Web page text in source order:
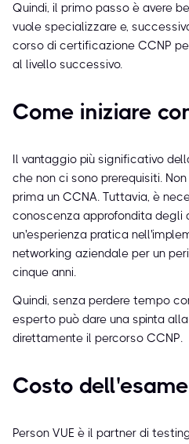
Quindi, il primo passo è avere
vuole specializzare e,
corso di certificazione CCNP
al livello successivo.
Come iniziare
Il vantaggio più significativo
che non ci sono prerequisiti.
prima un CCNA. Tuttavia, è
conoscenza approfondita degli
un'esperienza pratica
networking aziendale per un
cinque anni.
Quindi, senza perdere tempo
esperto può dare una spinta
direttamente il percorso CCNP.
Costo
Person VUE è il partner di